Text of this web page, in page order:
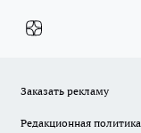
Заказать рекламу
Редакционная политика